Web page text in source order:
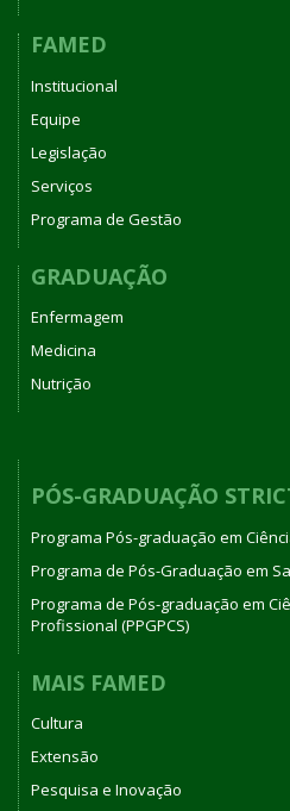
FAMED
Institucional
Equipe
Legislação
Serviços
Programa de Gestão
GRADUAÇÃO
Enfermagem
Medicina
Nutrição
PÓS-GRADUAÇÃO
Programa Pós-graduação em
Programa de Pós-Graduação em
Programa de Pós-graduação em
Profissional (PPGPCS)
MAIS FAMED
Cultura
Extensão
Pesquisa e Inovação